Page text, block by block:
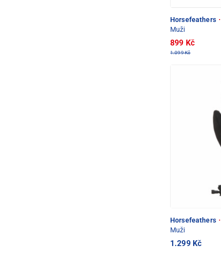
Horsefeathers ·
Muži
899 Kč
1.099 Kč
Horsefeathers ·
Muži
1.299 Kč